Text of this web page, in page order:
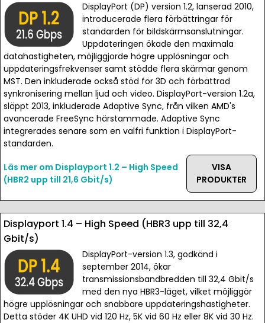
DisplayPort (DP) version 1.2, lanserad 2010,
introducerade flera förbättringar för
standarden för bildskärmsanslutningar.
Uppdateringen ökade den maximala
datahastigheten, möjliggjorde högre upplösningar och
uppdateringsfrekvenser samt stödde flera skärmar genom
MST. Den inkluderade också stöd för 3D och förbättrad
synkronisering mellan ljud och video. DisplayPort-version 1.2a,
släppt 2013, inkluderade Adaptive Sync, från vilken AMD's
avancerade FreeSync härstammade. Adaptive Sync
integrerades senare som en valfri funktion i DisplayPort-
standarden.
Läs mer om Displayport 1.2 – High Speed
(HBR2 upp till 21,6 Gbit/s)
VISA
PRODUKTER
Displayport 1.4 – High Speed (HBR3 upp till 32,4
Gbit/s)
DisplayPort-version 1.3, godkänd i
september 2014, ökar
transmissionsbandbredden till 32,4 Gbit/s
med den nya HBR3-läget, vilket möjliggör
högre upplösningar och snabbare uppdateringshastigheter.
Detta stöder 4K UHD vid 120 Hz, 5K vid 60 Hz eller 8K vid 30 Hz.